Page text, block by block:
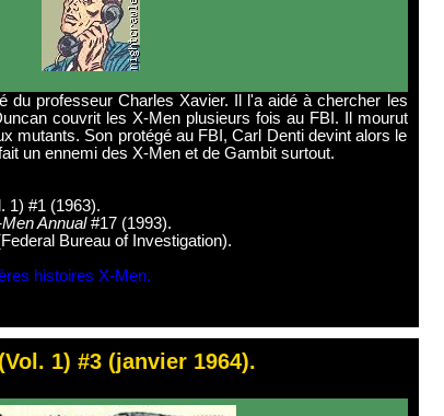
du professeur Charles Xavier. Il l'a aidé à chercher les
couvrit les X-Men plusieurs fois au FBI. Il mourut
mutants. Son protégé au FBI, Carl Denti devint alors le
un ennemi des X-Men et de Gambit surtout.
1) #1 (1963).
Annual#17 (1993).
Bureau of Investigation).
histoires X-Men.
1) #3 (janvier 1964).